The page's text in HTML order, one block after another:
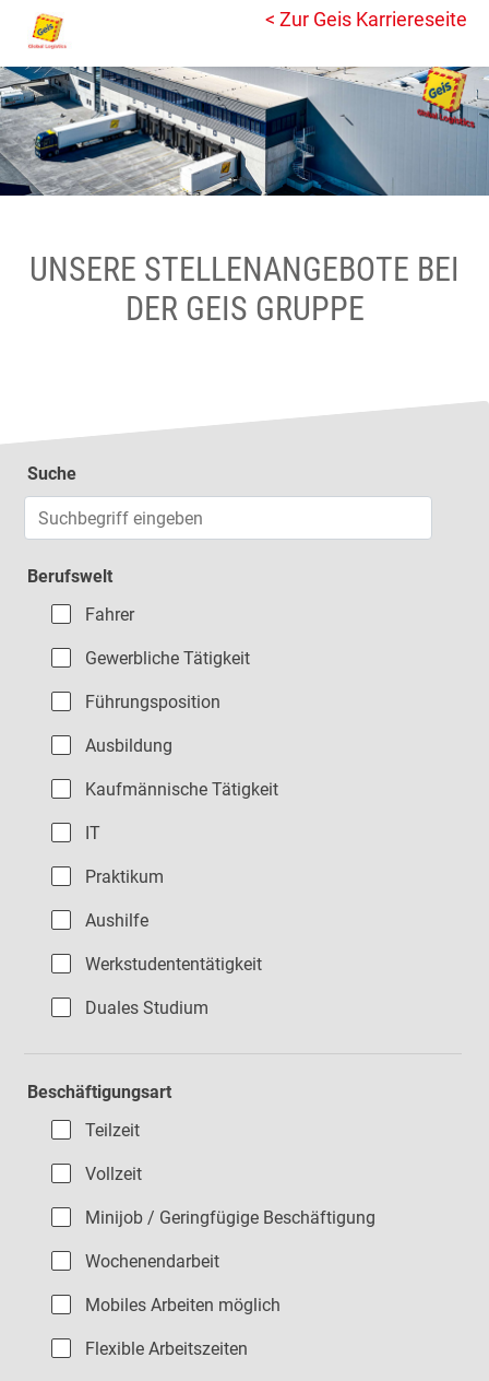
< Zur Geis Karriereseite
UNSERE STELLENANGEBOTE BEI
DER GEIS GRUPPE
Suche
Jobs suchen
Berufswelt
Fahrer
Gewerbliche Tätigkeit
Führungsposition
Ausbildung
Kaufmännische Tätigkeit
IT
Praktikum
Aushilfe
Werkstudententätigkeit
Duales Studium
Beschäftigungsart
Teilzeit
Vollzeit
Minijob / Geringfügige Beschäftigung
Wochenendarbeit
Mobiles Arbeiten möglich
Flexible Arbeitszeiten